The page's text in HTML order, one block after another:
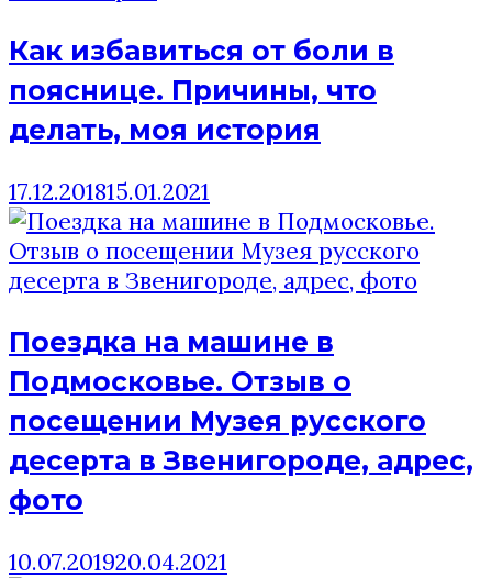
Как избавиться от боли в
пояснице. Причины, что
делать, моя история
17.12.201815.01.2021
Поездка на машине в
Подмосковье. Отзыв о
посещении Музея русского
десерта в Звенигороде, адрес,
фото
10.07.201920.04.2021